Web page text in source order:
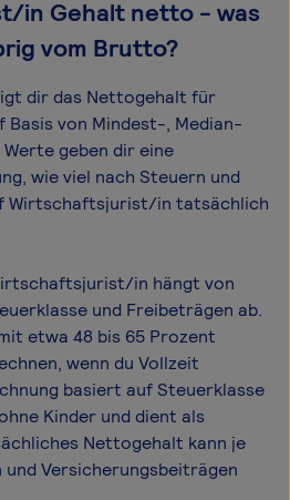
in Gehalt netto - was
vom Brutto?
dir das Netto­gehalt für
von Mindest-, Median-
geben dir eine
wie viel nach Steuern und
Wirtschaftsjurist/in tatsächlich
in hängt von
und Freibeträgen ab.
etwa 48 bis 65 Prozent
wenn du Vollzeit
basiert auf Steuerklasse
Kinder und dient als
Nettogehalt kann je
Versicherungsbeiträgen